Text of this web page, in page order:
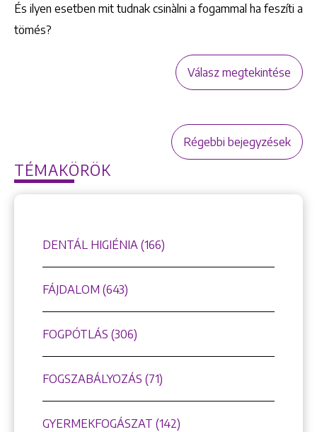
És ilyen esetben mit tudnak csinàlni a fogammal ha feszíti a
tömés?
Válasz megtekintése
Régebbi bejegyzések
TÉMAKÖRÖK
DENTÁL HIGIÉNIA (166)
FÁJDALOM (643)
FOGPÓTLÁS (306)
FOGSZABÁLYOZÁS (71)
GYERMEKFOGÁSZAT (142)